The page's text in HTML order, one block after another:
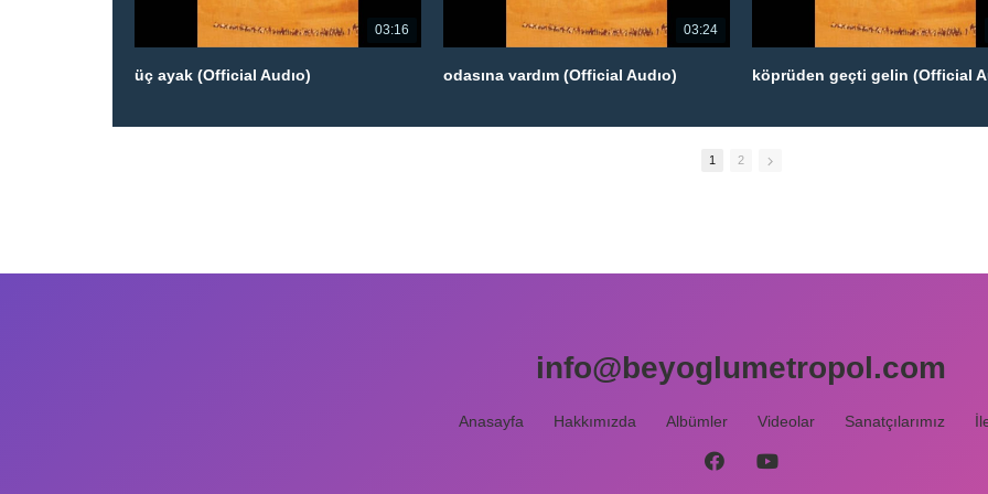
03:16
üç ayak (Official Audıo)
03:24
odasına vardım (Official Audıo) köprüden geçti gelin (Official
1 2
info@beyoglumetropol.com
Anasayfa Hakkımızda Albümler Videolar Sanatçılarımız